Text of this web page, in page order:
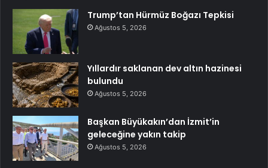
Trump’tan Hürmüz Boğazı Tepkisi
Ağustos 5, 2026
Yıllardır saklanan dev altın hazinesi
bulundu
Ağustos 5, 2026
Başkan Büyükakın’dan İzmit’in
geleceğine yakın takip
Ağustos 5, 2026